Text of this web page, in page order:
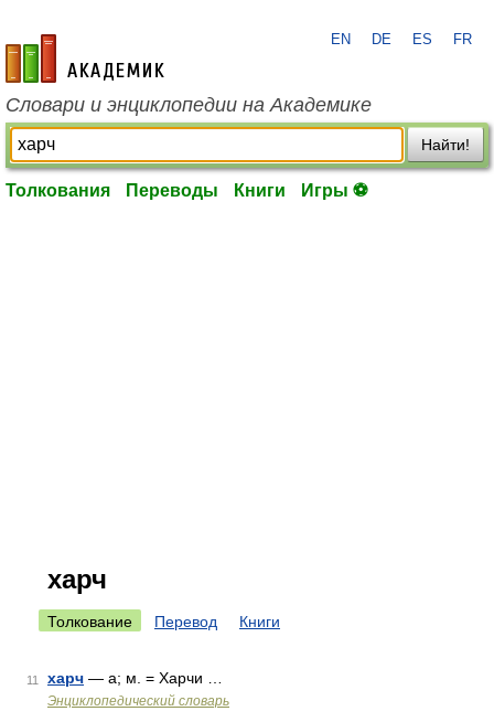
academic.ru
EN DE ES FR
Словари и энциклопедии на Академике
Найти!
Толкования Переводы Книги Игры ⚽
харч
Толкование Перевод Книги
11 харч — а; м. = Харчи …
Энциклопедический словарь